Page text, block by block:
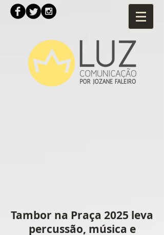
Tambor na Praça 2025 leva
percussão, música e